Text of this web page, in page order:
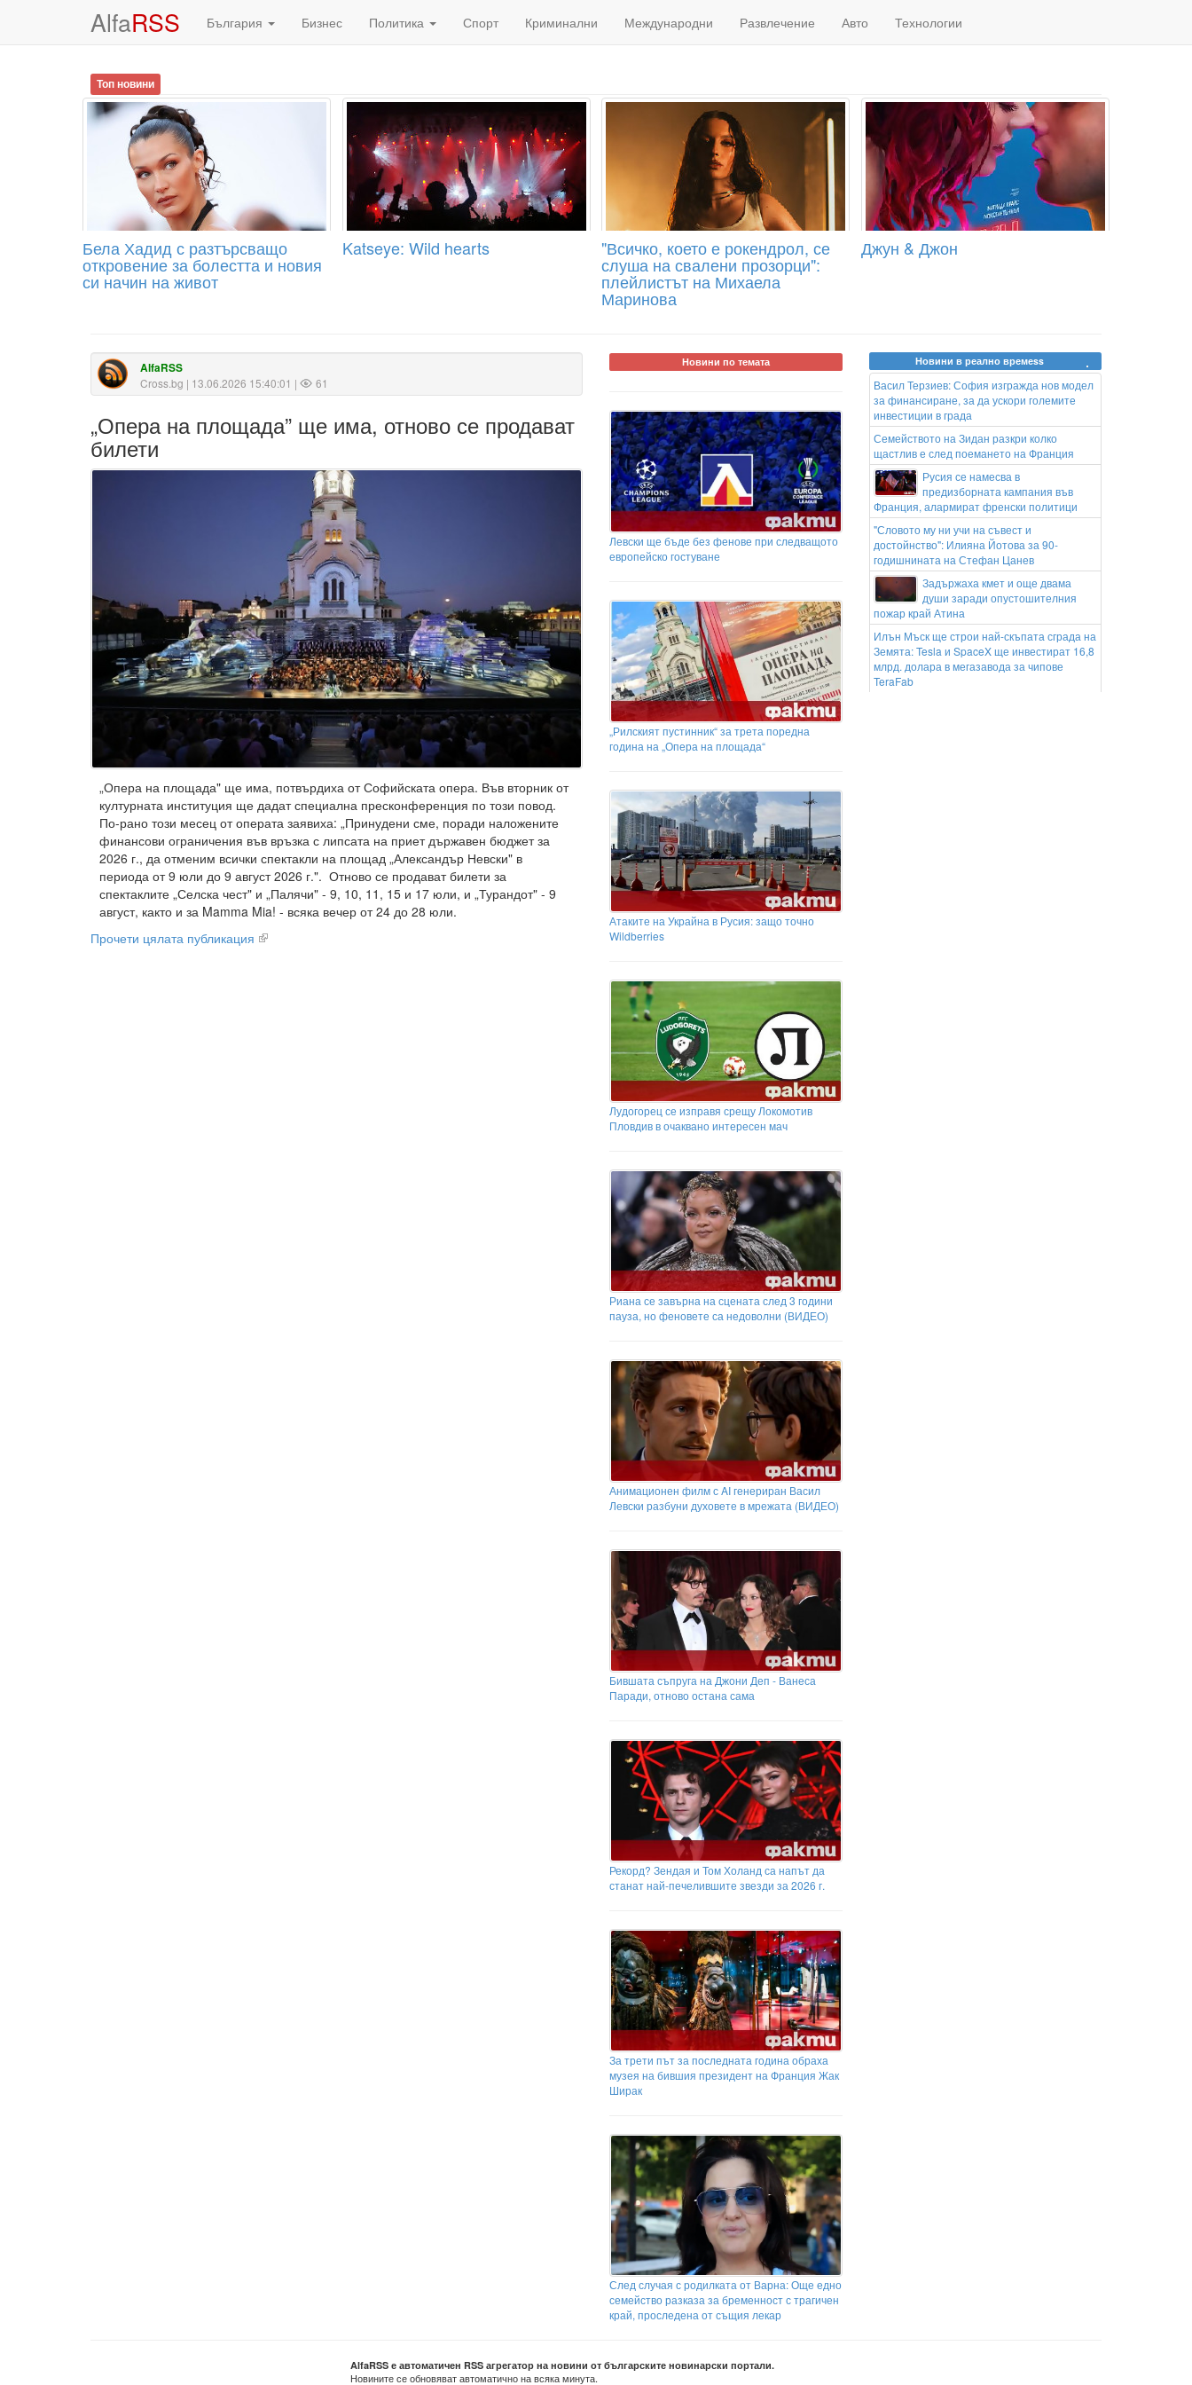
AlfaRSS България Бизнес Политика Спорт Криминални Международни Развлечение Авто Технологии
Топ новини
Бела Хадид с разтърсващо
откровение за болестта и новия
си начин на живот
Katseye: Wild hearts "Всичко, което е рокендрол, се
слуша на свалени прозорци":
плейлистът на Михаела
Маринова
Джун & Джон
AlfaRSS
Cross.bg | 13.06.2026 15:40:01 | 61
„Опера на площада” ще има, отново се продават
билети
„Опера на площада" ще има, потвърдиха от Софийската опера. Във вторник от
културната институция ще дадат специална пресконференция по този повод.
По-рано този месец от операта заявиха: „Принудени сме, поради наложените
финансови ограничения във връзка с липсата на приет държавен бюджет за
2026 г., да отменим всички спектакли на площад „Александър Невски" в
периода от 9 юли до 9 август 2026 г.". Отново се продават билети за
спектаклите „Селска чест" и „Палячи" - 9, 10, 11, 15 и 17 юли, и „Турандот" - 9
август, както и за Mamma Mia! - всяка вечер от 24 до 28 юли.
Прочети цялата публикация
Новини по темата
Левски ще бъде без фенове при следващото
европейско гостуване
„Рилският пустинник“ за трета поредна
година на „Опера на площада“
Атаките на Украйна в Русия: защо точно
Wildberries
Лудогорец се изправя срещу Локомотив
Пловдив в очаквано интересен мач
Риана се завърна на сцената след 3 години
пауза, но феновете са недоволни (ВИДЕО)
Анимационен филм с AI генериран Васил
Левски разбуни духовете в мрежата (ВИДЕО)
Бившата съпруга на Джони Деп - Ванеса
Паради, отново остана сама
Рекорд? Зендая и Том Холанд са напът да
станат най-печелившите звезди за 2026 г.
За трети път за последната година обраха
музея на бившия президент на Франция Жак
Ширак
След случая с родилката от Варна: Още едно
семейство разказа за бременност с трагичен
край, проследена от същия лекар
Новини в реално времеss
Васил Терзиев: София изгражда нов модел
за финансиране, за да ускори големите
инвестиции в града
Семейството на Зидан разкри колко
щастлив е след поемането на Франция
Русия се намесва в
предизборната кампания във
Франция, алармират френски политици
"Словото му ни учи на съвест и
достойнство": Илияна Йотова за 90-
годишнината на Стефан Цанев
Задържаха кмет и още двама
души заради опустошителния
пожар край Атина
Илън Мъск ще строи най-скъпата сграда на
Земята: Tesla и SpaceX ще инвестират 16,8
млрд. долара в мегазавода за чипове
TeraFab
AlfaRSS е автоматичен RSS агрегатор на новини от българските новинарски портали.
Новините се обновяват автоматично на всяка минута.